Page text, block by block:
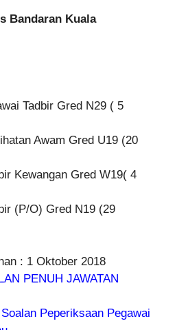
Bandaran Kuala
Tadbir Gred N29 ( 5
Awam Gred U19 (20
Kewangan Gred W19( 4
(P/O) Gred N19 (29
: 1 Oktober 2018
PENUH JAWATAN
Peperiksaan Pegawai